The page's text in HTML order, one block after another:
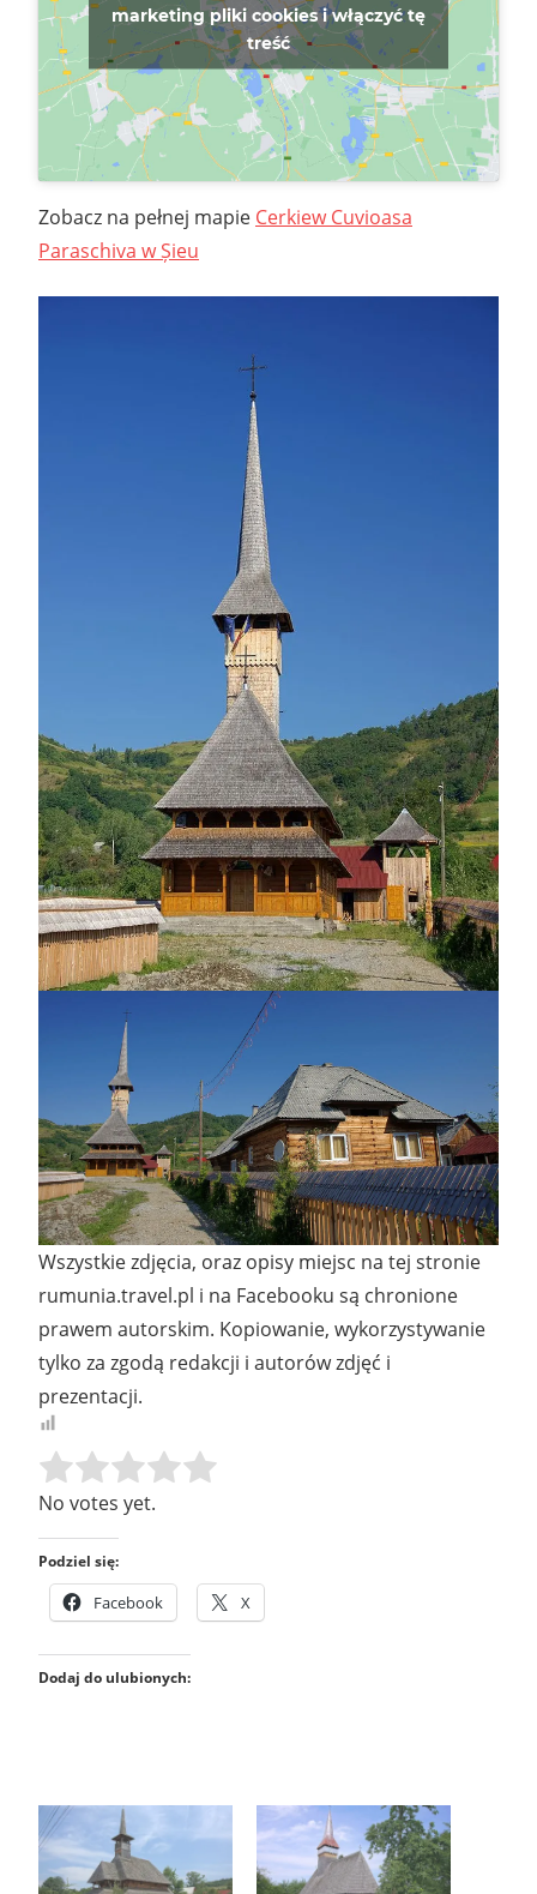
marketing pliki cookies i włączyć tę
treść
Zobacz na pełnej mapie Cerkiew Cuvioasa
Paraschiva w Șieu
Wszystkie zdjęcia, oraz opisy miejsc na tej stronie
rumunia.travel.pl i na Facebooku są chronione
prawem autorskim. Kopiowanie, wykorzystywanie
tylko za zgodą redakcji i autorów zdjęć i
prezentacji.
Rate this item:
No votes yet.
Podziel się:
Facebook X
Dodaj do ulubionych: